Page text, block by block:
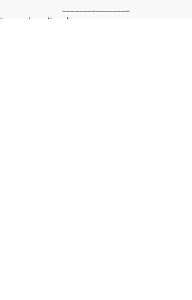
Le cercle culturel